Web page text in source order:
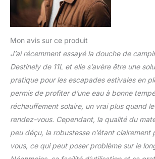
arbre robuste
accrocher un
Équipée d'une
douche
une pression
continue
depuis le sol.
vous où vous
souhaitez et
FONCTION
CHAUFFANTE
NATURELLE :
douche solaire
Mon avis sur ce produit
J’ai récemment essayé la douche de
Destinely de 11L et elle s’avère être une
pratique pour les escapades estivales en
permis de profiter d’une eau à bonne
réchauffement solaire, un vrai plus quand
rendez-vous. Cependant, la qualité du
peu déçu, la robustesse n’étant clairement
vous, ce qui peut poser problème sur le